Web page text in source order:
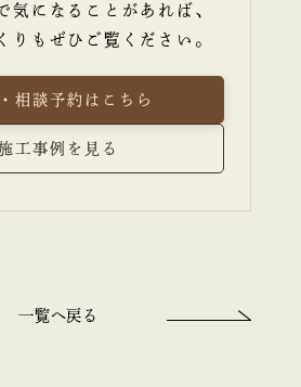
気になることがあれば、
りもぜひご覧ください。
相談予約はこちら
工事例を見る
一覧へ戻る